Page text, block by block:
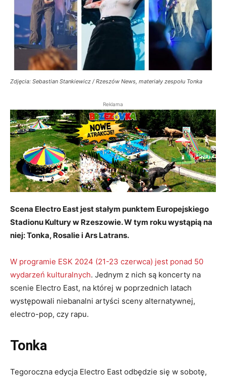
Zdjęcia: Sebastian Stankiewicz / Rzeszów News, materiały zespołu Tonka
Reklama
Scena Electro East jest stałym punktem Europejskiego
Stadionu Kultury w Rzeszowie. W tym roku wystąpią na
niej: Tonka, Rosalie i Ars Latrans.
W programie ESK 2024 (21-23 czerwca) jest ponad 50
wydarzeń kulturalnych. Jednym z nich są koncerty na
scenie Electro East, na której w poprzednich latach
występowali niebanalni artyści sceny alternatywnej,
electro-pop, czy rapu.
Tonka
Tegoroczna edycja Electro East odbędzie się w sobotę,